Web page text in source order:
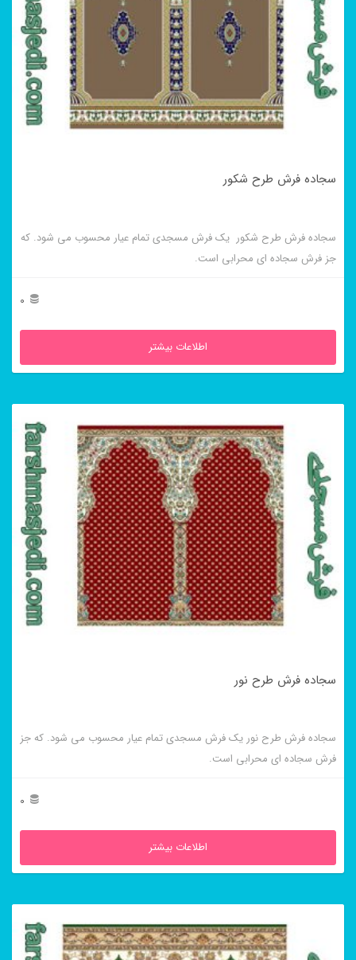
سجاده فرش طرح شکور
سجاده فرش طرح شکور یک فرش مسجدی تمام عیار محسوب می شود. که
جز فرش سجاده ای محرابی است.
0
اطلاعات بیشتر
سجاده فرش طرح نور
سجاده فرش طرح نور یک فرش مسجدی تمام عیار محسوب می شود. که جز
فرش سجاده ای محرابی است.
0
اطلاعات بیشتر